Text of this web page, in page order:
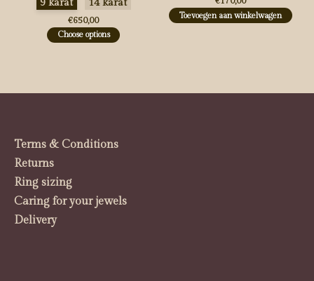
9 karat 14 karat
€650,00
Choose options
Toevoegen aan winkelwagen
Terms & Conditions
Returns
Ring sizing
Caring for your jewels
Delivery